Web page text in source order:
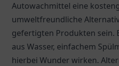
Autowachmittel eine
umweltfreundliche
gefertigten Produkten sein.
aus Wasser, einfachem
hierbei Wunder wirken.